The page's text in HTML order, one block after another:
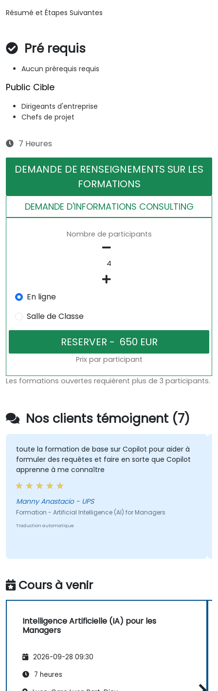
Résumé et Étapes Suivantes
Pré requis
Aucun prérequis requis
Public Cible
Dirigeants d'entreprise
Chefs de projet
7 Heures
DEMANDE DE RENSEIGNEMENTS SUR LES
FORMATIONS
DEMANDE D'INFORMATIONS CONSULTING
Nombre de participants
En ligne
Salle de Classe
Prix par participant
Les formations ouvertes requièrent plus de 3 participants.
Nos clients témoignent (7)
formation de base sur Copilot pour aider à
des requêtes et faire en sorte que Copilot
à me connaître
Anastacio - UPS
- Artificial Intelligence (AI) for Managers
automatique
interactif
Cours à venir
Intelligence Artificielle (IA) pour les
Managers
2026-09-28 09:30
7 heures